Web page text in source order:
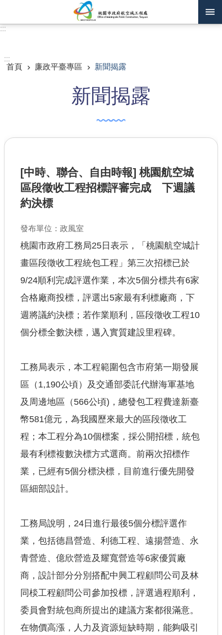
業務資訊
政府公開資訊
廉政平臺專區
查估
工程
桃園市政府
常見問答
市政信箱
網站導覽
【網站安全政策】
【隱私權政策】
【政府網站資料開放宣告】
:::
:::
首頁
廉政平臺專區 新聞揭露
新聞揭露
[中時、聯合、自由時報] 桃園航空城
區段徵收工程招標評審完成 下週議
約決標
發布單位：政風室
桃園市政府工務局25日表示，「桃園航空城計
畫區段徵收工程統包工程」第三次招標已於
9/24順利完成評選作業，本次5個分標共有6家
合格廠商投標，評選出5家最有利標廠商，下
週將議約決標；若作業順利，區段徵收工程10
個分標全數決標，邁入實質建設里程碑。
工務局表示，本工程範圍包含市府第一期發展
區（1,190公頃）及交通部委託代辦海軍基地
及周邊地區（566公頃)，總發包工程費達新臺
幣581億元，為我國歷來最大的區段徵收工
程；本工程分為10個標案，採公開招標，統包
最有利標複數決標方式選商。前兩次招標作
業，已經有5個分標決標，目前進行優先開發
區細部設計。
工務局說明，24日進行最後5個分標評選作
業，包括德昌營造、利德工程、遠揚營造、永
青營造、億欣營造及耀寬營造等6家優質廠
商，設計部分分別搭配中興工程顧問公司及林
同棪工程顧問公司參加投標，評選過程順利，
委員會對統包商所提出的建議方案都很滿意。
在物價高漲，人力及資源短缺時期，能夠吸引